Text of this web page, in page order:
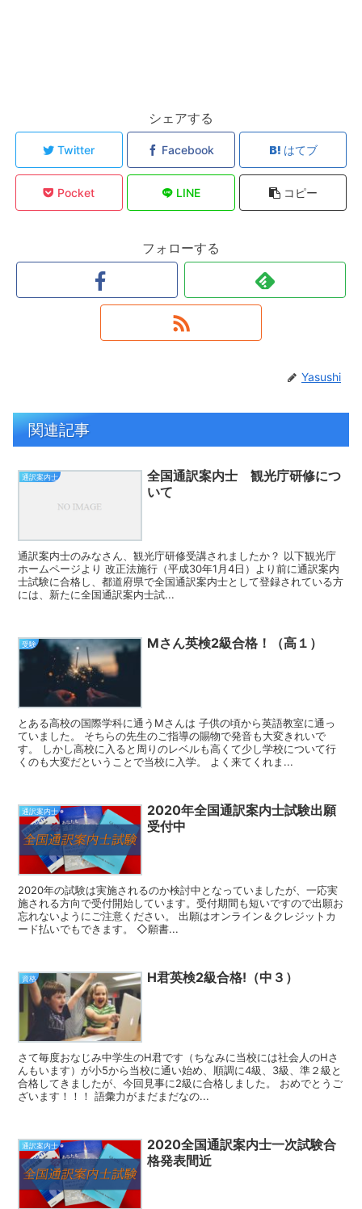
シェアする
Twitter Facebook はてブ
Pocket LINE コピー
フォローする
Yasushi
関連記事
通訳案内士
全国通訳案内士 観光庁研修につ
いて
通訳案内士のみなさん、観光庁研修受講されましたか？ 以下観光庁
ホームページより 改正法施行（平成30年1月4日）より前に通訳案内
士試験に合格し、都道府県で全国通訳案内士として登録されている方
には、新たに全国通訳案内士試...
受験 Mさん英検2級合格！（高１）
とある高校の国際学科に通うMさんは 子供の頃から英語教室に通っ
ていました。 そちらの先生のご指導の賜物で発音も大変きれいで
す。 しかし高校に入ると周りのレベルも高くて少し学校について行
くのも大変だということで当校に入学。 よく来てくれま...
通訳案内士
2020年全国通訳案内士試験出願
受付中
2020年の試験は実施されるのか検討中となっていましたが、一応実
施される方向で受付開始しています。受付期間も短いですので出願お
忘れないようにご注意ください。 出願はオンライン＆クレジットカ
ード払いでもできます。 ◇願書...
資格 H君英検2級合格!（中３）
さて毎度おなじみ中学生のH君です（ちなみに当校には社会人のHさ
んもいます）が小5から当校に通い始め、順調に4級、3級、準２級と
合格してきましたが、今回見事に2級に合格しました。 おめでとうご
ざいます！！！ 語彙力がまだまだなの...
通訳案内士
2020全国通訳案内士一次試験合
格発表間近